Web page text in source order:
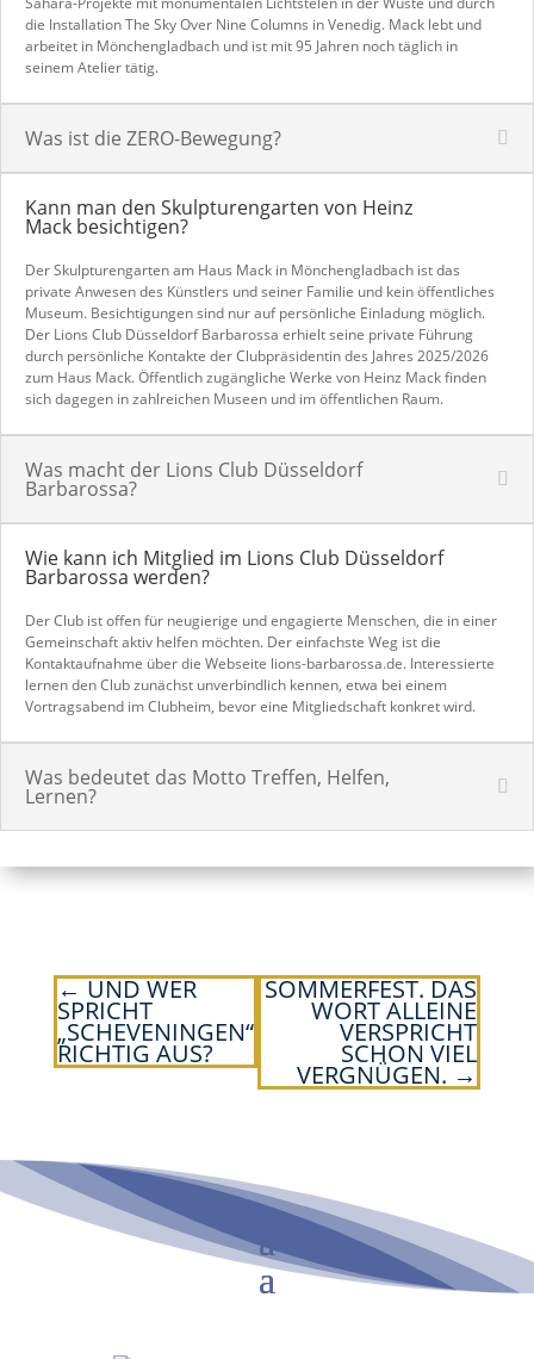
die Installation The Sky Over Nine Columns in Venedig. Mack lebt und
arbeitet in Mönchengladbach und ist mit 95 Jahren noch täglich in
seinem Atelier tätig.
Was ist die ZERO-Bewegung?
Kann man den Skulpturengarten von Heinz
Mack besichtigen?
Der Skulpturengarten am Haus Mack in Mönchengladbach ist das
private Anwesen des Künstlers und seiner Familie und kein öffentliches
Museum. Besichtigungen sind nur auf persönliche Einladung möglich.
Der Lions Club Düsseldorf Barbarossa erhielt seine private Führung
durch persönliche Kontakte der Clubpräsidentin des Jahres 2025/2026
zum Haus Mack. Öffentlich zugängliche Werke von Heinz Mack finden
sich dagegen in zahlreichen Museen und im öffentlichen Raum.
Was macht der Lions Club Düsseldorf
Barbarossa?
Wie kann ich Mitglied im Lions Club Düsseldorf
Barbarossa werden?
Der Club ist offen für neugierige und engagierte Menschen, die in einer
Gemeinschaft aktiv helfen möchten. Der einfachste Weg ist die
Kontaktaufnahme über die Webseite lions-barbarossa.de. Interessierte
lernen den Club zunächst unverbindlich kennen, etwa bei einem
Vortragsabend im Clubheim, bevor eine Mitgliedschaft konkret wird.
Was bedeutet das Motto Treffen, Helfen,
Lernen?
←UND WER
SPRICHT
„SCHEVENINGEN“
RICHTIG AUS?
SOMMERFEST. DAS
WORT ALLEINE
VERSPRICHT
SCHON VIEL
VERGNÜGEN. →